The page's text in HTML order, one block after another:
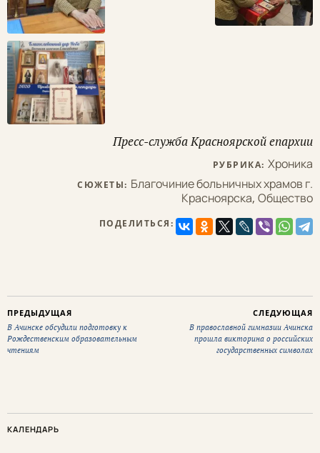
Пресс-служба Красноярской епархии
РУБРИКА: Хроника
СЮЖЕТЫ: Благочиние больничных храмов г.
Красноярска, Общество
ПОДЕЛИТЬСЯ:
ПРЕДЫДУЩАЯ
В Ачинске обсудили подготовку к
Рождественским образовательным
чтениям
СЛЕДУЮЩАЯ
В православной гимназии Ачинска
прошла викторина о российских
государственных символах
КАЛЕНДАРЬ